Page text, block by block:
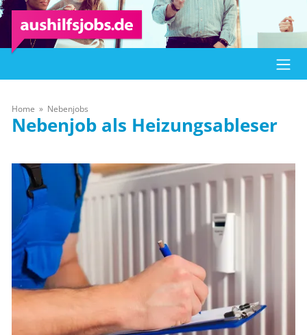
Home Nebenjobs
Nebenjob als Heizungsableser